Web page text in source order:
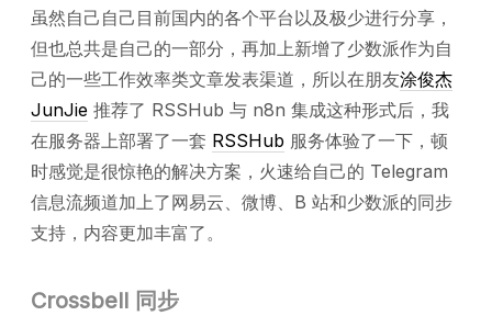
虽然自己自己目前国内的各个平台以及极少进行分享，
但也总共是自己的一部分，再加上新增了少数派作为自
己的一些工作效率类文章发表渠道，所以在朋友涂俊杰
JunJie 推荐了 RSSHub 与 n8n 集成这种形式后，我
在服务器上部署了一套 RSSHub 服务体验了一下，顿
时感觉是很惊艳的解决方案，火速给自己的 Telegram
信息流频道加上了网易云、微博、B 站和少数派的同步
支持，内容更加丰富了。
Crossbell 同步